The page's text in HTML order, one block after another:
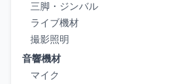
三脚・ジンバル
ライブ機材
撮影照明
音響機材
マイク